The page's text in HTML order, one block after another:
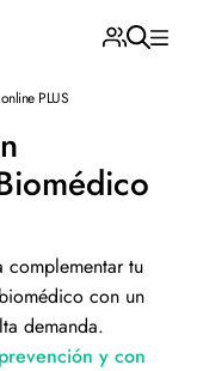
PLUS
complementar tu
con un
demanda.
y con